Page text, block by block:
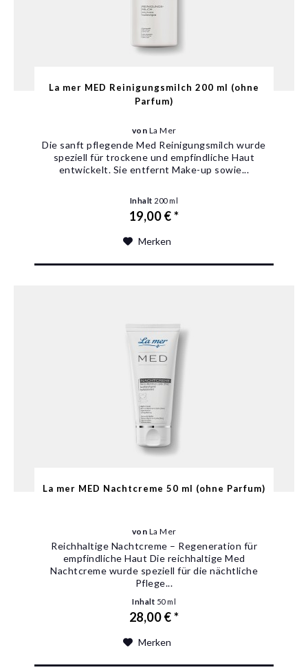
La mer MED Reinigungsmilch 200 ml (ohne
Parfum)
von La Mer
Die sanft pflegende Med Reinigungsmilch wurde
speziell für trockene und empfindliche Haut
entwickelt. Sie entfernt Make-up sowie...
Inhalt 200 ml
19,00 € *
Merken
La mer MED Nachtcreme 50 ml (ohne Parfum)
von La Mer
Reichhaltige Nachtcreme – Regeneration für
empfindliche Haut Die reichhaltige Med
Nachtcreme wurde speziell für die nächtliche
Pflege...
Inhalt 50 ml
28,00 € *
Merken